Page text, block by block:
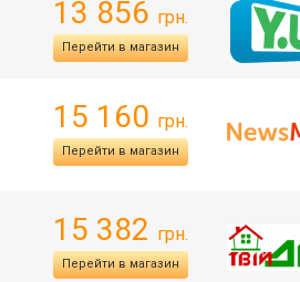
13 856 грн.
Перейти в магазин
15 160 грн.
Перейти в магазин
15 382 грн.
Перейти в магазин